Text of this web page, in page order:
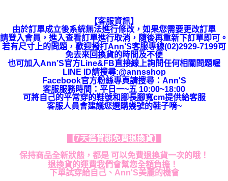
【客服資訊】
由於訂單成立後系統無法進行修改，如果您需要更改訂單
請登入會員，進入查看訂單進行取消，隨後再重新下訂單即可。
若有尺寸上的問題，歡迎撥打Ann’S客服專線(02)2929-7199可
免去來回換貨的時間及不便
也可加入Ann’S官方Line&FB直接線上詢問任何相關問題喔
LINE ID請搜尋:@annsshop
Facebook官方粉絲專頁請搜尋：Ann'S
客服服務時間：平日一~五 10:00~18:00
可將自己的平常穿的鞋號和腳長腳寬cm提供給客服
客服人員會建議您選購幾號的鞋子唷~
【7天鑑賞期免費退換貨】
保持商品全新狀態，都是 可以免費退換貨一次的哦！
退換貨的運費我們會幫您全額負擔！
下單試穿給自己、Ann'S美麗的機會